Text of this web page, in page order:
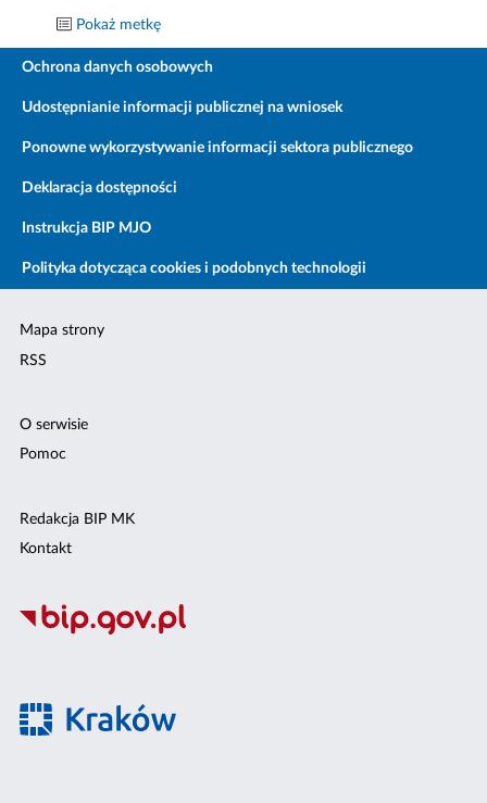
Pokaż metkę
Ochrona danych osobowych
Udostępnianie informacji publicznej na wniosek
Ponowne wykorzystywanie informacji sektora publicznego
Deklaracja dostępności
Instrukcja BIP MJO
Polityka dotycząca cookies i podobnych technologii
Mapa strony
RSS
O serwisie
Pomoc
Redakcja BIP MK
Kontakt